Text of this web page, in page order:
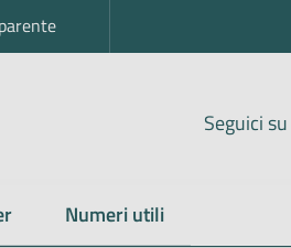
Seguici su
Numeri utili